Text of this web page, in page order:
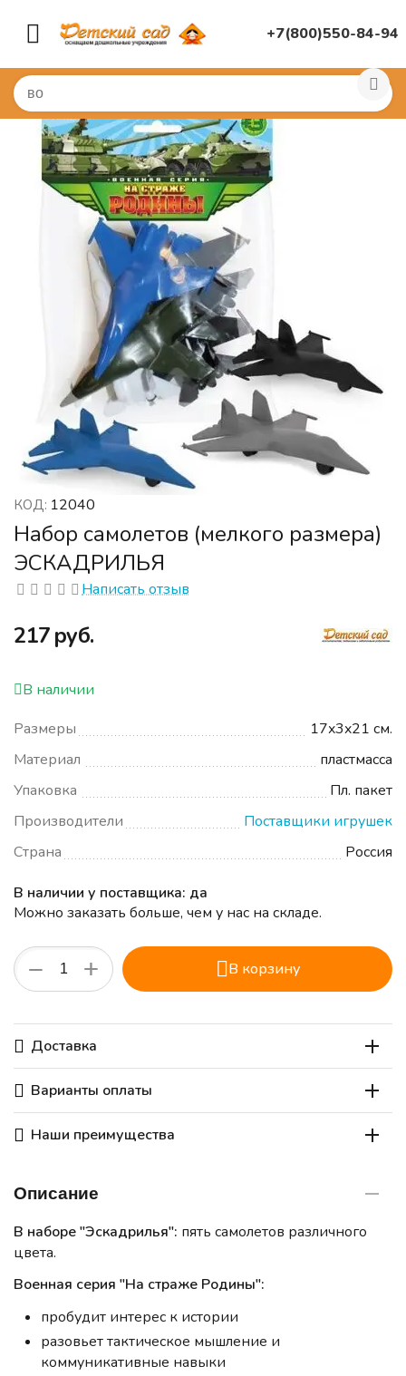
+7(800)550-84-94
Главная
КОД: 12040
Набор самолетов (мелкого размера)
ЭСКАДРИЛЬЯ
Написать отзыв
‍217‍руб.
В наличии
Размеры
17x3x21 см.
Материал
пластмасса
Упаковка
Пл. пакет
Производители
Поставщики игрушек
Страна
Россия
В наличии у поставщика: да
Можно заказать больше, чем у нас на складе.
+
− В корзину
Доставка
Варианты оплаты
Наши преимущества
Описание
В наборе "Эскадрилья": пять самолетов различного
цвета.
Военная серия "На страже Родины":
пробудит интерес к истории
разовьет тактическое мышление и
коммуникативные навыки